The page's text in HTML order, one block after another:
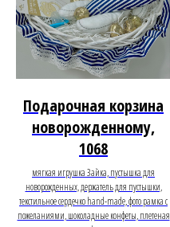
Подарочная корзина
новорожденному,
1068
мягкая игрушка Зайка, пустышка для
новорожденных, держатель для пустышки,
текстильное сердечко hand-made, фото рамка с
пожеланиями, шоколадные конфеты, плетеная